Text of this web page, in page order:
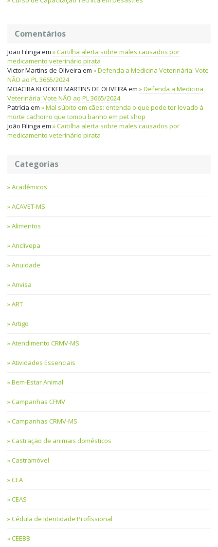
Comentários
João Filinga em
Cartilha alerta sobre males causados por
medicamento veterinário pirata
Victor Martins de Oliveira em
Defenda a Medicina Veterinária: Vote
NÃO ao PL 3665/2024
MOACIRA KLOCKER MARTINS DE OLIVEIRAem
Defenda a Medicina
Veterinária: Vote NÃO ao PL 3665/2024
Patrícia em
Mal súbito em cães: entenda o que pode ter levado à
morte cachorro que tomou banho em pet shop
João Filinga em
Cartilha alerta sobre males causados por
medicamento veterinário pirata
Categorias
Acadêmicos
ACAVET-MS
Alimentos
Anclivepa
Anuidade
Anvisa
ART
Artigo
Atendimento CRMV-MS
Atividades Essenciais
Bem-Estar Animal
Campanhas CFMV
Campanhas CRMV-MS
Castração de animais domésticos
Castramóvel
CEA
CEAS
Cédula de Identidade Profissional
CEEBB